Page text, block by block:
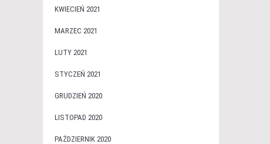
KWIECIEŃ 2021
MARZEC 2021
LUTY 2021
STYCZEŃ 2021
GRUDZIEŃ 2020
LISTOPAD 2020
PAŹDZIERNIK 2020